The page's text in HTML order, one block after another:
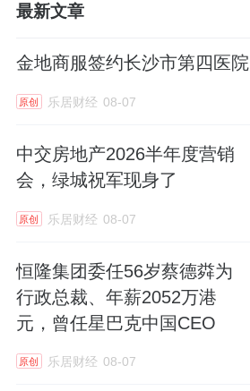
最新文章
金地商服签约长沙市第四医院
原创 乐居财经 08-07
中交房地产2026半年度营销
会，绿城祝军现身了
原创 乐居财经 08-07
恒隆集团委任56岁蔡德粦为
行政总裁、年薪2052万港
元，曾任星巴克中国CEO
原创 乐居财经 08-07